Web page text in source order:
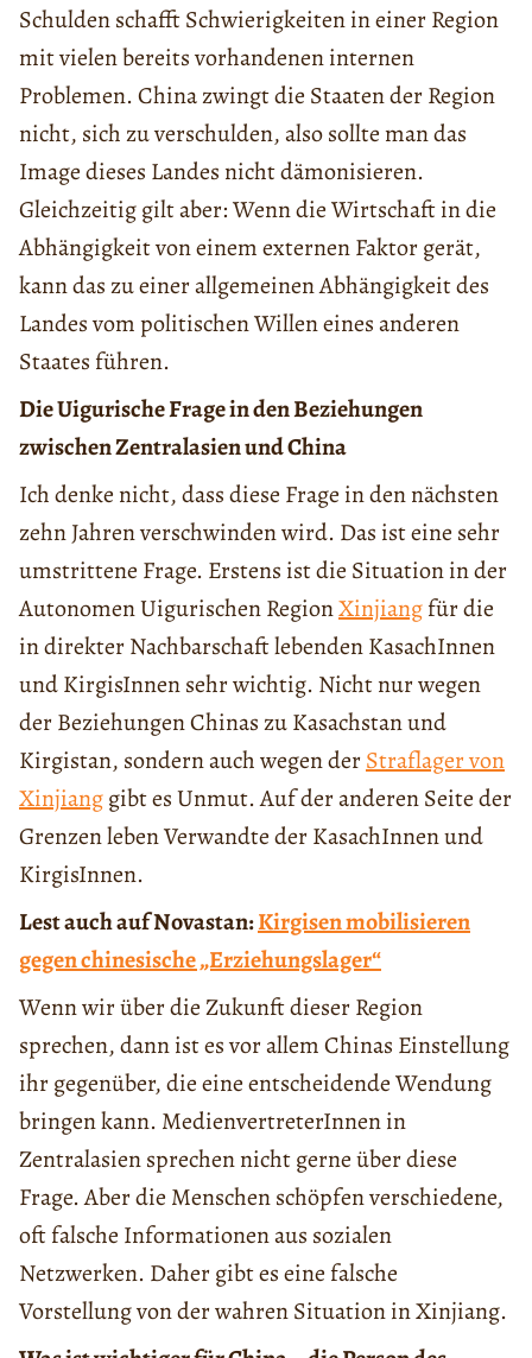
Schulden schafft Schwierigkeiten in einer Region
mit vielen bereits vorhandenen internen
Problemen. China zwingt die Staaten der Region
nicht, sich zu verschulden, also sollte man das
Image dieses Landes nicht dämonisieren.
Gleichzeitig gilt aber: Wenn die Wirtschaft in die
Abhängigkeit von einem externen Faktor gerät,
kann das zu einer allgemeinen Abhängigkeit des
Landes vom politischen Willen eines anderen
Staates führen.
Die Uigurische Frage in den Beziehungen
zwischen Zentralasien und China
Ich denke nicht, dass diese Frage in den nächsten
zehn Jahren verschwinden wird. Das ist eine sehr
umstrittene Frage. Erstens ist die Situation in der
Autonomen Uigurischen RegionXinjiangfür die
in direkter Nachbarschaft lebenden KasachInnen
und KirgisInnen sehr wichtig. Nicht nur wegen
der Beziehungen Chinas zu Kasachstan und
Kirgistan, sondern auch wegen derStraflager von
Xinjianggibt es Unmut. Auf der anderen Seite der
Grenzen leben Verwandte der KasachInnen und
KirgisInnen.
Lest auch auf Novastan:Kirgisen mobilisieren
gegen chinesische „Erziehungslager“
Wenn wir über die Zukunft dieser Region
sprechen, dann ist es vor allem Chinas Einstellung
ihr gegenüber, die eine entscheidende Wendung
bringen kann. MedienvertreterInnen in
Zentralasien sprechen nicht gerne über diese
Frage. Aber die Menschen schöpfen verschiedene,
oft falsche Informationen aus sozialen
Netzwerken. Daher gibt es eine falsche
Vorstellung von der wahren Situation in Xinjiang.